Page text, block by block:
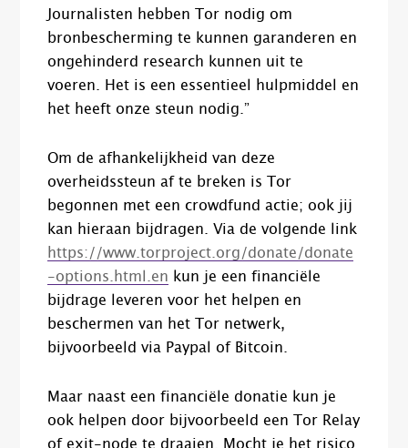
Journalisten hebben Tor nodig om
bronbescherming te kunnen garanderen en
ongehinderd research kunnen uit te
voeren. Het is een essentieel hulpmiddel en
het heeft onze steun nodig.”
Om de afhankelijkheid van deze
overheidssteun af te breken is Tor
begonnen met een crowdfund actie; ook jij
kan hieraan bijdragen. Via de volgende link
https://www.torproject.org/donate/donate
-options.html.en kun je een financiële
bijdrage leveren voor het helpen en
beschermen van het Tor netwerk,
bijvoorbeeld via Paypal of Bitcoin.
Maar naast een financiële donatie kun je
ook helpen door bijvoorbeeld een Tor Relay
of exit-node te draaien. Mocht je het risico